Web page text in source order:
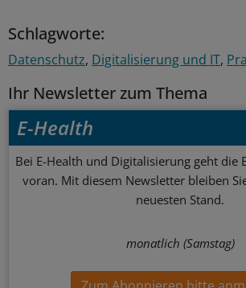
Schlagworte:
Datenschutz Digitalisierung und IT
Ihr Newsletter zum Thema
E-Health
Bei E-Health und Digitalisierung geht die
voran. Mit diesem Newsletter bleiben
neuesten Stand.
monatlich (Samstag)